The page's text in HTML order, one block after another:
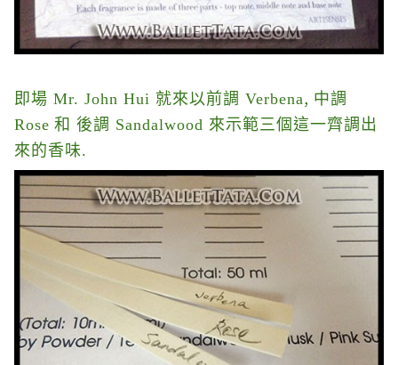
即場 Mr. John Hui 就來以前調 Verbena, 中調
Rose 和 後調 Sandalwood 來示範三個這一齊調出
來的香味.